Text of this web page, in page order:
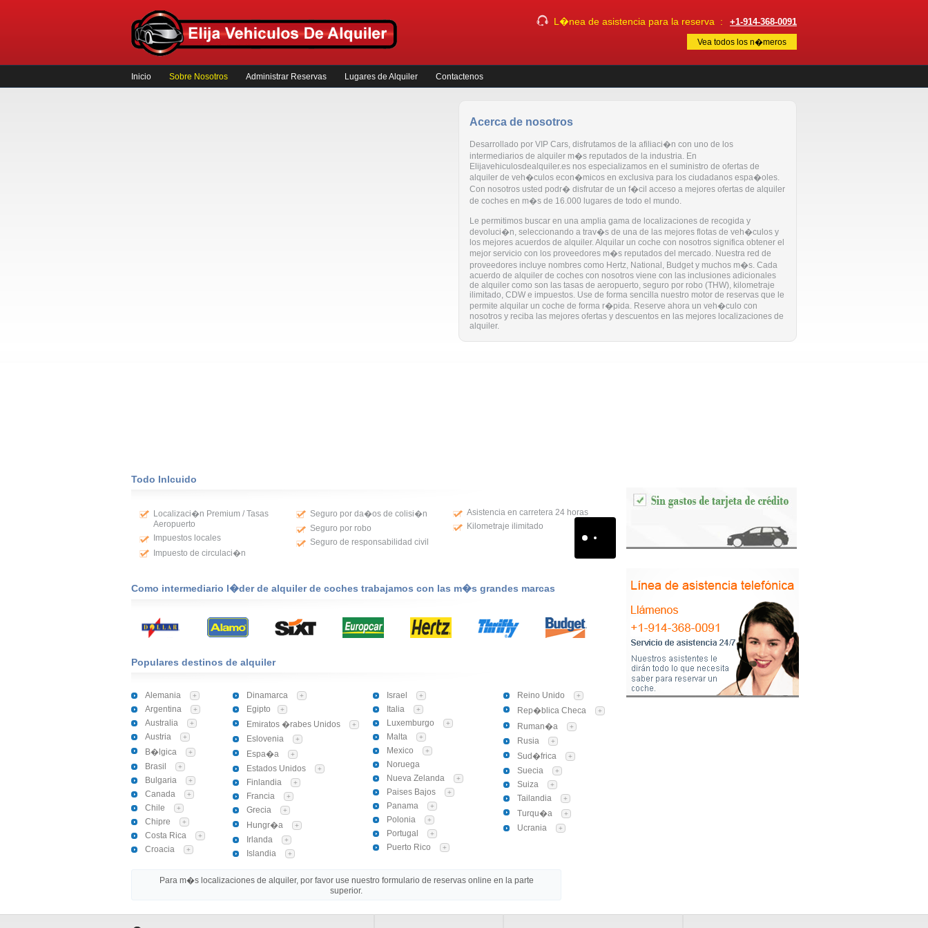
L�nea de asistencia para la reserva : +1-914-368-0091
Vea todos los n�meros
Inicio Sobre Nosotros Administrar Reservas Lugares de Alquiler Contactenos
Acerca de nosotros
Desarrollado por VIP Cars, disfrutamos de la afiliaci�n con uno de los
intermediarios de alquiler m�s reputados de la industria. En
Elijavehiculosdealquiler.es nos especializamos en el suministro de ofertas de
alquiler de veh�culos econ�micos en exclusiva para los ciudadanos espa�oles.
Con nosotros usted podr� disfrutar de un f�cil acceso a mejores ofertas de alquiler
de coches en m�s de 16.000 lugares de todo el mundo.
Le permitimos buscar en una amplia gama de localizaciones de recogida y
devoluci�n, seleccionando a trav�s de una de las mejores flotas de veh�culos y
los mejores acuerdos de alquiler. Alquilar un coche con nosotros significa obtener el
mejor servicio con los proveedores m�s reputados del mercado. Nuestra red de
proveedores incluye nombres como Hertz, National, Budget y muchos m�s. Cada
acuerdo de alquiler de coches con nosotros viene con las inclusiones adicionales
de alquiler como son las tasas de aeropuerto, seguro por robo (THW), kilometraje
ilimitado, CDW e impuestos. Use de forma sencilla nuestro motor de reservas que le
permite alquilar un coche de forma r�pida. Reserve ahora un veh�culo con
nosotros y reciba las mejores ofertas y descuentos en las mejores localizaciones de
alquiler.
Todo Inlcuido
Localizaci�n Premium / Tasas
Aeropuerto
Impuestos locales
Impuesto de circulaci�n
Seguro por da�os de colisi�n
Seguro por robo
Seguro de responsabilidad civil
Asistencia en carretera 24 horas
Kilometraje ilimitado
Como intermediario l�der de alquiler de coches trabajamos con las m�s grandes marcas
Populares destinos de alquiler
Alemania +
Argentina +
Australia +
Austria +
B�lgica +
Brasil +
Bulgaria +
Canada +
Chile +
Chipre +
Costa Rica +
Croacia +
Dinamarca +
Egipto +
Emiratos �rabes Unidos +
Eslovenia +
Espa�a +
Estados Unidos +
Finlandia +
Francia +
Grecia +
Hungr�a +
Irlanda +
Islandia +
Israel +
Italia +
Luxemburgo +
Malta +
Mexico +
Noruega
Nueva Zelanda
+
Paises Bajos +
Panama +
Polonia +
Portugal +
Puerto Rico +
Reino Unido +
Rep�blica Checa +
Ruman�a +
Rusia +
Sud�frica +
Suecia +
Suiza +
Tailandia +
Turqu�a +
Ucrania +
Para m�s localizaciones de alquiler, por favor use nuestro formulario de reservas online en la parte
superior.